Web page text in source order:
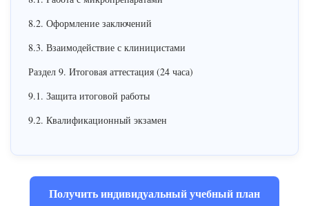
8.2. Оформление заключений
8.3. Взаимодействие с клиницистами
Раздел 9. Итоговая аттестация (24 часа)
9.1. Защита итоговой работы
9.2. Квалификационный экзамен
Получить индивидуальный учебный план